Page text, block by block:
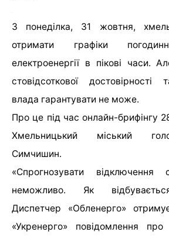
З понеділка, 31 жовтня,
отримати графіки
електроенергії в пікові часи.
стовідсоткової достовірності
влада гарантувати не може.
Про це під час онлайн-брифінгу
Хмельницький міський
Симчишин.
«Спрогнозувати
неможливо. Як
Диспетчер «Обленерго»
«Укренерго» повідомлення